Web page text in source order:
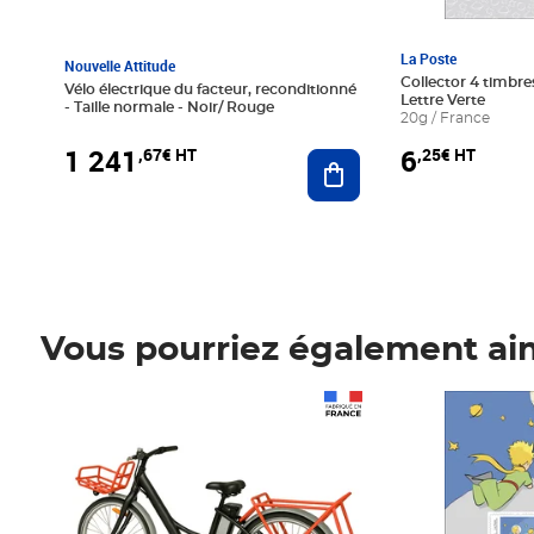
Nouvelle Attitude
Vélo électrique du facteur, reconditionné
- Taille normale - Noir/ Rouge
1 241 ,67€ HT Ajouter au panier
La Poste
Collector 4
Lettre Verte
20g / France
6,25€ HT
Vous pourriez également
Prix 6,25€ HT